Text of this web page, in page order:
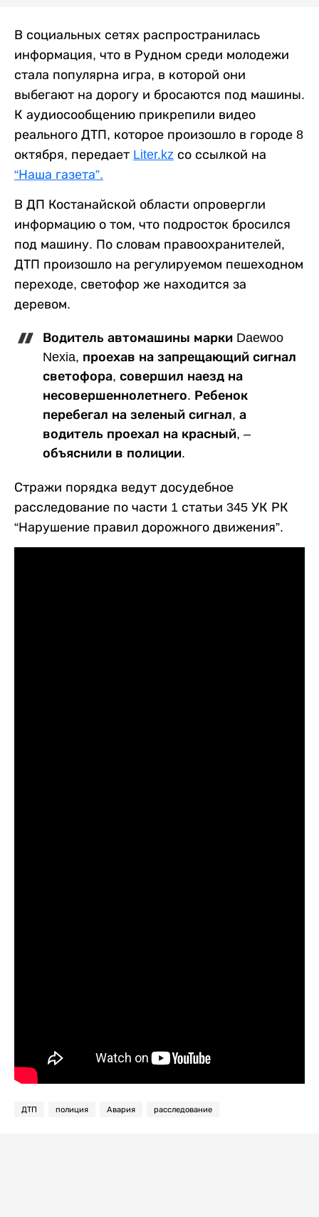
В социальных сетях распространилась
информация, что в Рудном среди молодежи
стала популярна игра, в которой они
выбегают на дорогу и бросаются под машины.
К аудиосообщению прикрепили видео
реального ДТП, которое произошло в городе 8
октября, передает Liter.kz со ссылкой на
“Наша газета”.
В ДП Костанайской области опровергли
информацию о том, что подросток бросился
под машину. По словам правоохранителей,
ДТП произошло на регулируемом пешеходном
переходе, светофор же находится за
деревом.
Водитель автомашины марки Daewoo
Nexia, проехав на запрещающий сигнал
светофора, совершил наезд на
несовершеннолетнего. Ребенок
перебегал на зеленый сигнал, а
водитель проехал на красный, –
объяснили в полиции.
Стражи порядка ведут досудебное
расследование по части 1 статьи 345 УК РК
“Нарушение правил дорожного движения”.
ДТП полиция Авария расследование